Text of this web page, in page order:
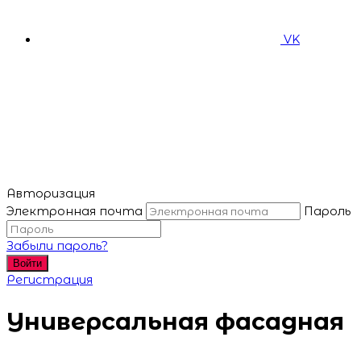
VK
Авторизация
Электронная почта
Пароль
Забыли пароль?
Войти
Регистрация
Универсальная фасадная